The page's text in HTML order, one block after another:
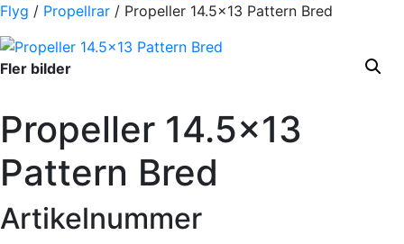
Flyg / Propellrar / Propeller 14.5×13 Pattern Bred
Fler bilder
Propeller 14.5×13
Pattern Bred
Artikelnummer